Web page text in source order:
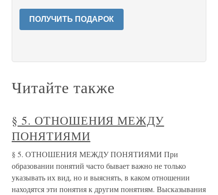
ПОЛУЧИТЬ ПОДАРОК
Читайте также
§ 5. ОТНОШЕНИЯ МЕЖДУ
ПОНЯТИЯМИ
§ 5. ОТНОШЕНИЯ МЕЖДУ ПОНЯТИЯМИ При
образовании понятий часто бывает важно не только
указывать их вид, но и выяснять, в каком отношении
находятся эти понятия к другим понятиям. Высказывания